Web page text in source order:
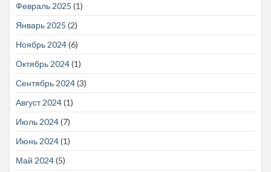
Февраль 2025 (1)
Январь 2025 (2)
Ноябрь 2024(6)
Октябрь 2024(1)
Сентябрь 2024(3)
Август 2024(1)
Июль 2024(7)
Июнь 2024(1)
Май 2024(5)